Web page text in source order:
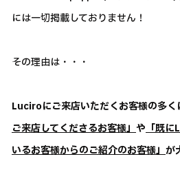
には一切掲載しておりません！
その理由は・・・
Luciroにご来店いただくお客様の多く
ご来店してくださるお客様」 や 「既
いるお客様からのご紹介のお客様」 が